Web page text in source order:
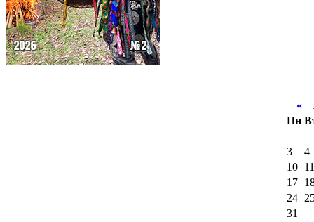
«
Пн
3
4
10
11
17
24
31